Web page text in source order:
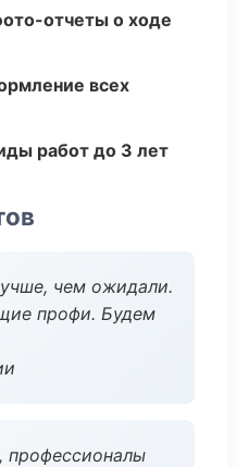
отчеты о ходе
всех
работ до 3 лет
чем ожидали.
профи. Будем
профессионалы